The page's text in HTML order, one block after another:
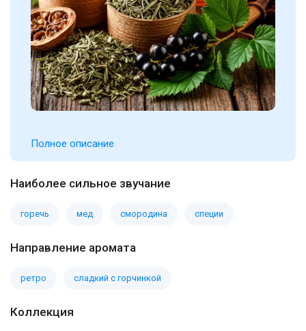
Полное описание
Наиболее сильное звучание
горечь мед смородина специи
Направление аромата
ретро сладкий с горчинкой
Коллекция